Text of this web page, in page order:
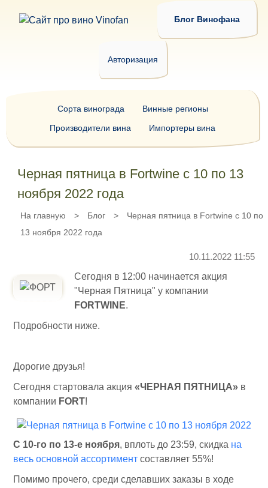
Блог Винофана
Авторизация
Черная пятница в Fortwine с 10 по 13
ноября 2022 года
На главную > Блог >
Черная пятница в Fortwine с 10 по
13 ноября 2022 года
10.11.2022 11:55
Сегодня в 12:00 начинается акция
"Черная Пятница" у компании
FORTWINE.
Подробности ниже.
Дорогие друзья!
Сегодня стартовала акция «ЧЕРНАЯ ПЯТНИЦА» в
компании FORT!
С 10-го по 13-е ноября, вплоть до 23:59, скидка на
весь основной ассортимент составляет 55%!
Помимо прочего, среди сделавших заказы в ходе
Сорта винограда
Винные регионы
Производители вина
Импортеры вина